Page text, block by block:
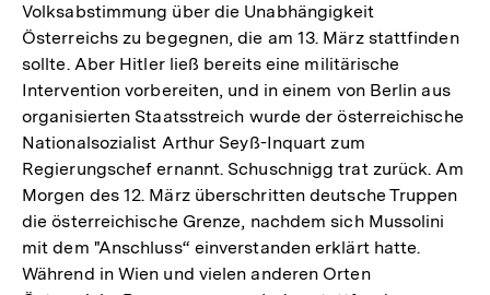
Volksabstimmung über die Unabhängigkeit
Österreichs zu begegnen, die am 13. März stattfinden
sollte. Aber Hitler ließ bereits eine militärische
Intervention vorbereiten, und in einem von Berlin aus
organisierten Staatsstreich wurde der österreichische
Nationalsozialist Arthur Seyß-Inquart zum
Regierungschef ernannt. Schuschnigg trat zurück. Am
Morgen des 12. März überschritten deutsche Truppen
die österreichische Grenze, nachdem sich Mussolini
mit dem "Anschluss“ einverstanden erklärt hatte.
Während in Wien und vielen anderen Orten